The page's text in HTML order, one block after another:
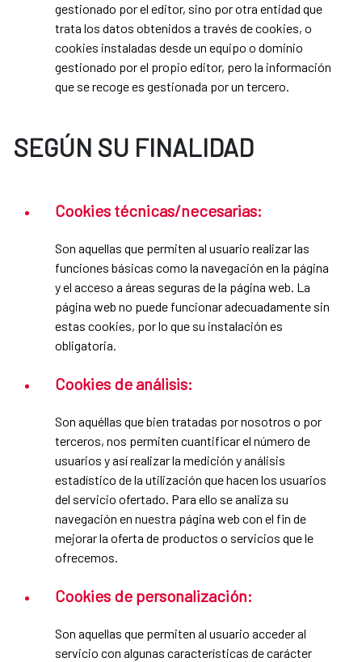
gestionado por el editor, sino por otra entidad que
trata los datos obtenidos a través de cookies, o
cookies instaladas desde un equipo o dominio
gestionado por el propio editor, pero la información
que se recoge es gestionada por un tercero.
SEGÚN SU FINALIDAD
Cookies técnicas/necesarias:
Son aquellas que permiten al usuario realizar las
funciones básicas como la navegación en la página
y el acceso a áreas seguras de la página web. La
página web no puede funcionar adecuadamente sin
estas cookies, por lo que su instalación es
obligatoria.
Cookies de análisis:
Son aquéllas que bien tratadas por nosotros o por
terceros, nos permiten cuantificar el número de
usuarios y así realizar la medición y análisis
estadístico de la utilización que hacen los usuarios
del servicio ofertado. Para ello se analiza su
navegación en nuestra página web con el fin de
mejorar la oferta de productos o servicios que le
ofrecemos.
Cookies de personalización:
Son aquellas que permiten al usuario acceder al
servicio con algunas características de carácter